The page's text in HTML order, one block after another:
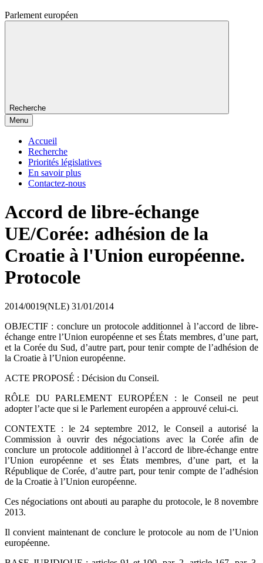
Parlement européen
Recherche
Menu
Accueil
Recherche
Priorités législatives
En savoir plus
Contactez-nous
Accord de libre-échange
UE/Corée: adhésion de la
Croatie à l'Union européenne.
Protocole
2014/0019(NLE) 31/01/2014
OBJECTIF : conclure un protocole additionnel à l’accord de libre-
échange entre l’Union européenne et ses États membres, d’une part,
et la Corée du Sud, d’autre part, pour tenir compte de l’adhésion de
la Croatie à l’Union européenne.
ACTE PROPOSÉ : Décision du Conseil.
RÔLE DU PARLEMENT EUROPÉEN : le Conseil ne peut
adopter l’acte que si le Parlement européen a approuvé celui-ci.
CONTEXTE : le 24 septembre 2012, le Conseil a autorisé la
Commission à ouvrir des négociations avec la Corée afin de
conclure un protocole additionnel à l’accord de libre-échange entre
l’Union européenne et ses États membres, d’une part, et la
République de Corée, d’autre part, pour tenir compte de l’adhésion
de la Croatie à l’Union européenne.
Ces négociations ont abouti au paraphe du protocole, le 8 novembre
2013.
Il convient maintenant de conclure le protocole au nom de l’Union
européenne.